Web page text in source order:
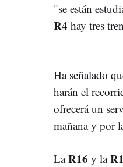
"se están
R4 hay tres
Ha señalado
harán el
ofrecerá un
mañana y por
LaR16 y la